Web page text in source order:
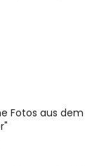
Fotos aus